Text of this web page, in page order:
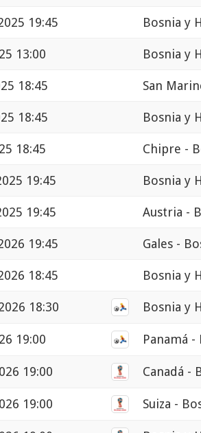
19:45 Bosnia y
13:00 Bosnia y
18:45 San
18:45 Bosnia y
18:45 Chipre -
19:45 Bosnia y
19:45 Austria -
19:45 Gales -
18:45 Bosnia y
18:30 Bosnia y
19:00 Panamá
19:00 Canadá -
19:00 Suiza -